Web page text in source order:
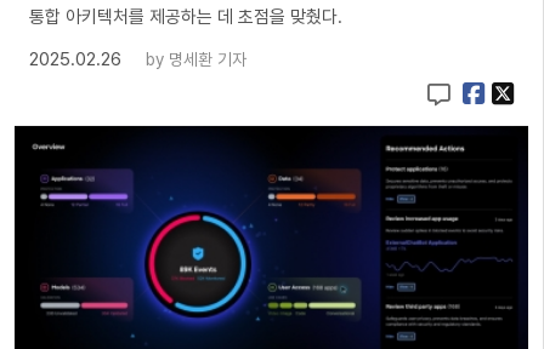
통합 아키텍처를 제공하는 데 초점을 맞췄다.
2025.02.26
by 명세환 기자